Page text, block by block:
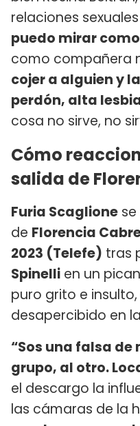
relaciones
puedo mirar
como compañera
cojer a alguien y
perdón, alta
cosa no sirve, no
Cómo
salida de
Furia Scaglione
de Florencia
2023 (Telefe) tras
Spinelli en un
puro grito e
desapercibido en
“Sos una falsa de
grupo, al otro.
el descargo la
las cámaras de la